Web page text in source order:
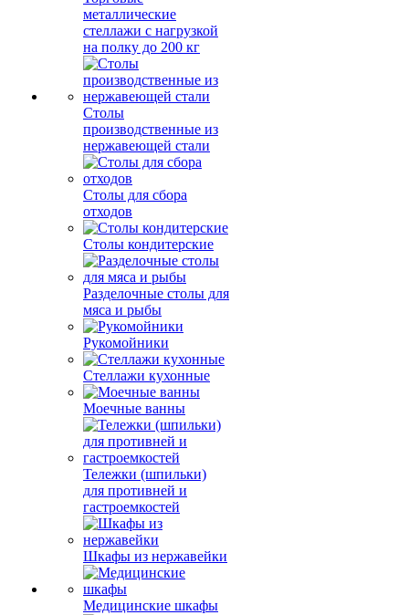
металлические
стеллажи с нагрузкой
на полку до 200 кг
Столы
производственные из
нержавеющей стали
Столы для сбора
отходов
Столы кондитерские
Разделочные столы для
мяса и рыбы
Рукомойники
Стеллажи кухонные
Моечные ванны
Тележки (шпильки)
для противней и
гастроемкостей
Шкафы из нержавейки
Медицинские шкафы